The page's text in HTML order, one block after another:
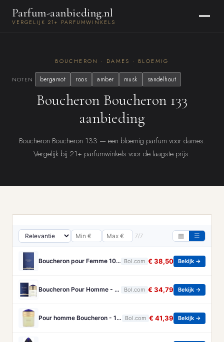
Parfum-aanbieding.nl
VERGELIJK 21+ PARFUMWINKELS
BOUCHERON · DAMES · BLOEMIG
NOTEN bergamot roos amber musk sandelhout
Boucheron Boucheron 133
aanbieding
Boucheron Boucheron 133 — een bloemig parfum voor dames.
Vergelijk bij 21+ parfumwinkels voor de laagste prijs.
7/7 ▦ ☰
Boucheron pour Femme 100 ml Eau de Parfum - Damesparfum Bol.com € 38,50 Bekijk →
Boucheron Pour Homme - 100ml - Eau de toilette Bol.com € 34,79 Bekijk →
Pour homme Boucheron - 100 ml - Eau de parfum Bol.com € 41,39 Bekijk →